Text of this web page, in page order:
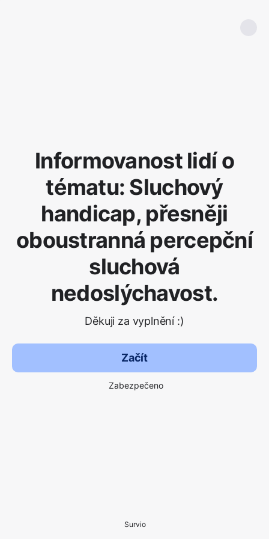
Informovanost lidí o
tématu: Sluchový
handicap, přesněji
oboustranná percepční
sluchová
nedoslýchavost.
Děkuji za vyplnění :)
Začít
Zabezpečeno
Survio